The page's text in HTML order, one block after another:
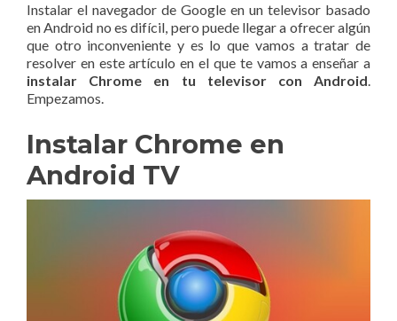
Instalar el navegador de Google en un televisor basado
en Android no es difícil, pero puede llegar a ofrecer algún
que otro inconveniente y es lo que vamos a tratar de
resolver en este artículo en el que te vamos a enseñar a
instalar Chrome en tu televisor con Android.
Empezamos.
Instalar Chrome en
Android TV